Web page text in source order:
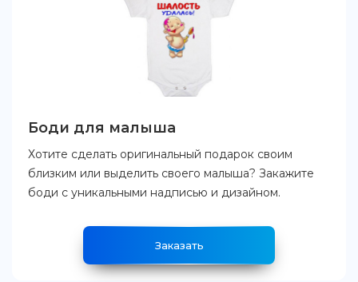
Боди для малыша
Хотите сделать оригинальный подарок своим
близким или выделить своего малыша? Закажите
боди с уникальными надписью и дизайном.
Заказать